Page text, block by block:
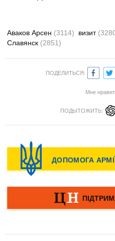
Аваков Арсен (3114) визит
Славянск (2851)
ПОДЕЛИТЬСЯ:
Мне
ПОДЫТОЖИТЬ: